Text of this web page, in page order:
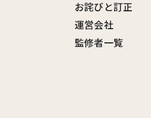
お詫びと訂正
運営会社
監修者一覧